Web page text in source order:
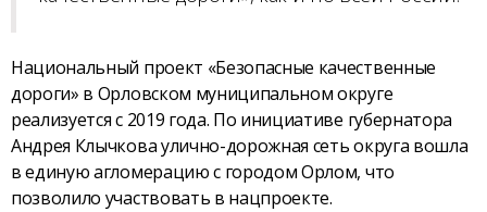
Национальный проект «Безопасные качественные
дороги» в Орловском муниципальном округе
реализуется с 2019 года. По инициативе губернатора
Андрея Клычкова улично-дорожная сеть округа вошла
в единую агломерацию с городом Орлом, что
позволило участвовать в нацпроекте.